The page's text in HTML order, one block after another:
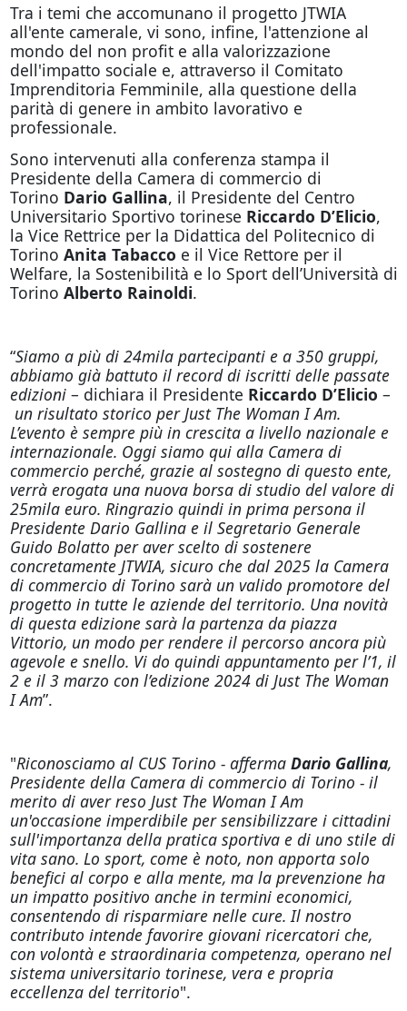
Tra i temi che accomunano il progetto JTWIA
all'ente camerale, vi sono, infine, l'attenzione al
mondo del non profit e alla valorizzazione
dell'impatto sociale e, attraverso il Comitato
Imprenditoria Femminile, alla questione della
parità di genere in ambito lavorativo e
professionale.
Sono intervenuti alla conferenza stampa il
Presidente della Camera di commercio di
Torino Dario Gallina, il Presidente del Centro
Universitario Sportivo torinese Riccardo D’Elicio,
la Vice Rettrice per la Didattica del Politecnico di
Torino Anita Tabacco e il Vice Rettore per il
Welfare, la Sostenibilità e lo Sport dell’Università di
Torino Alberto Rainoldi.
“Siamo a più di 24mila partecipanti e a 350 gruppi,
abbiamo già battuto il record di iscritti delle passate
edizioni – dichiara il Presidente Riccardo D’Elicio –
un risultato storico per Just The Woman I Am.
L’evento è sempre più in crescita a livello nazionale e
internazionale. Oggi siamo qui alla Camera di
commercio perché, grazie al sostegno di questo ente,
verrà erogata una nuova borsa di studio del valore di
25mila euro. Ringrazio quindi in prima persona il
Presidente Dario Gallina e il Segretario Generale
Guido Bolatto per aver scelto di sostenere
concretamente JTWIA, sicuro che dal 2025 la Camera
di commercio di Torino sarà un valido promotore del
progetto in tutte le aziende del territorio. Una novità
di questa edizione sarà la partenza da piazza
Vittorio, un modo per rendere il percorso ancora più
agevole e snello. Vi do quindi appuntamento per l’1, il
2 e il 3 marzo con l’edizione 2024 di Just The Woman
I Am”.
"Riconosciamo al CUS Torino - afferma Dario Gallina,
Presidente della Camera di commercio di Torino - il
merito di aver reso Just The Woman I Am
un'occasione imperdibile per sensibilizzare i cittadini
sull'importanza della pratica sportiva e di uno stile di
vita sano. Lo sport, come è noto, non apporta solo
benefici al corpo e alla mente, ma la prevenzione ha
un impatto positivo anche in termini economici,
consentendo di risparmiare nelle cure. Il nostro
contributo intende favorire giovani ricercatori che,
con volontà e straordinaria competenza, operano nel
sistema universitario torinese, vera e propria
eccellenza del territorio".